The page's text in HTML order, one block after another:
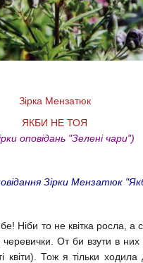
Зірка Мензатюк
ЯКБИ НЕ ТОЯ
оповідань "Зелені чари")
Зірки Мензатюк
Ніби то не квітка росла, а
От би взути в
квіти). Тож я тільки